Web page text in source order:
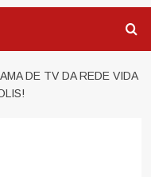
DE TV DA REDE VIDA